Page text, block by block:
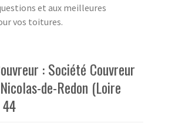
et aux meilleures
vos toitures.
: Société Couvreur
de-Redon (Loire